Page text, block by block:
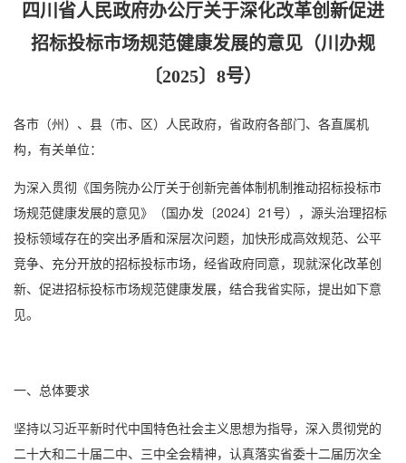
四川省人民政府办公厅关于深化改革创新促进
招标投标市场规范健康发展的意见（川办规
〔2025〕8号）
各市（州）、县（市、区）人民政府，省政府各部门、各直属机
构，有关单位：
为深入贯彻《国务院办公厅关于创新完善体制机制推动招标投标市
场规范健康发展的意见》（国办发〔2024〕21号），源头治理招标
投标领域存在的突出矛盾和深层次问题，加快形成高效规范、公平
竞争、充分开放的招标投标市场，经省政府同意，现就深化改革创
新、促进招标投标市场规范健康发展，结合我省实际，提出如下意
见。
一、总体要求
坚持以习近平新时代中国特色社会主义思想为指导，深入贯彻党的
二十大和二十届二中、三中全会精神，认真落实省委十二届历次全